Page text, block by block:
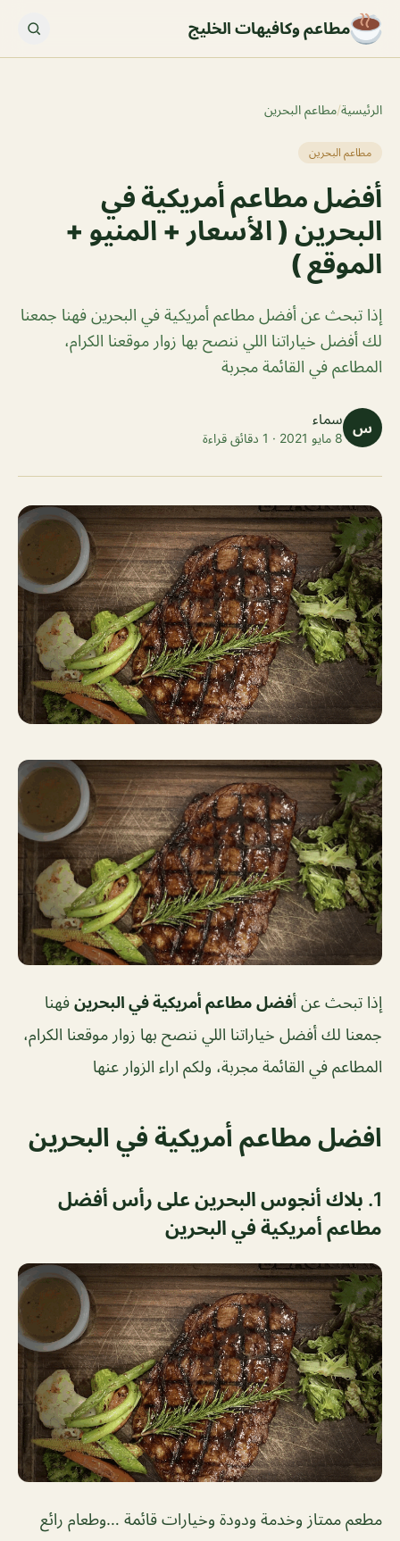
مطاعم وكافيهات الخليج
الرئيسية/مطاعم البحرين
مطاعم البحرين
أفضل مطاعم أمريكية في
البحرين ( الأسعار + المنيو +
الموقع )
إذا تبحث عن أفضل مطاعم أمريكية في البحرين فهنا جمعنا
لك أفضل خياراتنا اللي ننصح بها زوار موقعنا الكرام،
المطاعم في القائمة مجربة
س سماء
8 مايو 2021 · 1 دقائق قراءة
إذا تبحث عن أفضل مطاعم أمريكية في البحرين فهنا
جمعنا لك أفضل خياراتنا اللي ننصح بها زوار موقعنا الكرام،
المطاعم في القائمة مجربة، ولكم اراء الزوار عنها
افضل مطاعم أمريكية في البحرين
1. بلاك أنجوس البحرين على رأس أفضل
مطاعم أمريكية في البحرين
مطعم ممتاز وخدمة ودودة وخيارات قائمة …وطعام رائع